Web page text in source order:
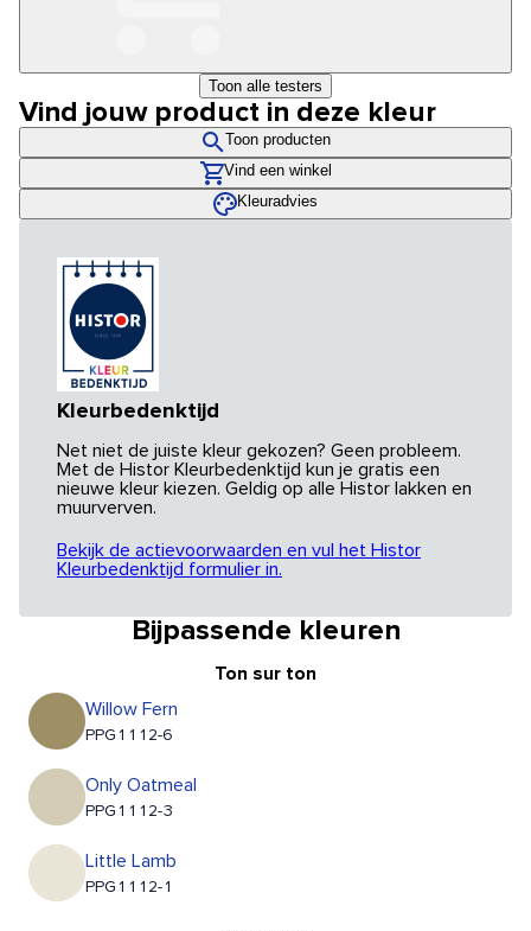
Toon alle testers
Vind jouw product in deze kleur
Toon producten
Vind een winkel
Kleuradvies
Kleurbedenktijd
Net niet de juiste kleur gekozen? Geen probleem.
Met de Histor Kleurbedenktijd kun je gratis een
nieuwe kleur kiezen. Geldig op alle Histor lakken en
muurverven.
Bekijk de actievoorwaarden en vul het Histor
Kleurbedenktijd formulier in.
Bijpassende kleuren
Ton sur ton
Willow Fern
PPG1112-6
Only Oatmeal
PPG1112-3
Little Lamb
PPG1112-1